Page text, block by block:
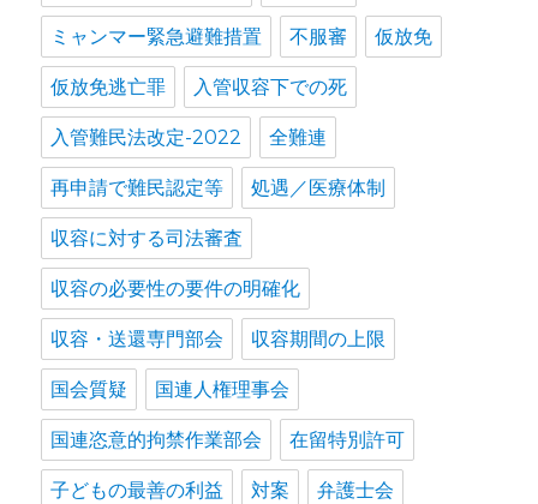
ミャンマー緊急避難措置 不服審 仮放免
仮放免逃亡罪 入管収容下での死
入管難民法改定-2022 全難連
再申請で難民認定等 処遇／医療体制
収容に対する司法審査
収容の必要性の要件の明確化
収容・送還専門部会 収容期間の上限
国会質疑 国連人権理事会
国連恣意的拘禁作業部会 在留特別許可
子どもの最善の利益 対案 弁護士会